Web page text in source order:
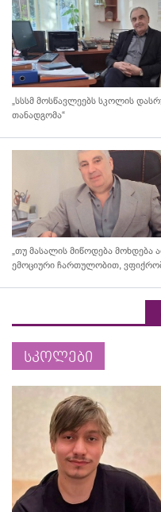
„სსსმ მოსწავლეებს სკოლის
თანადგომა“
„თუ მასალის მიწოდება
ემოციური ჩართულობით,
სკოლები